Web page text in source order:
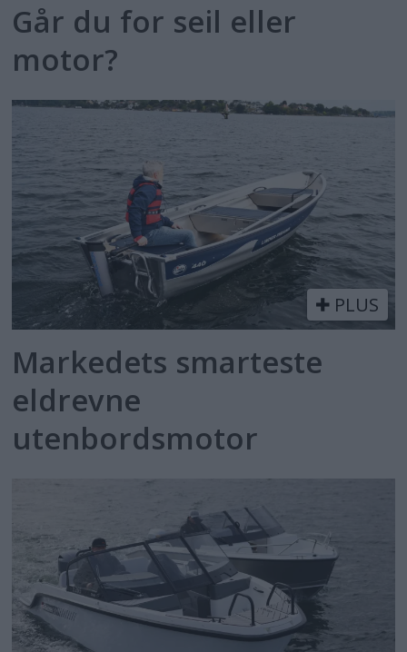
Går du for seil eller
motor?
PLUS
Markedets smarteste
eldrevne
utenbordsmotor